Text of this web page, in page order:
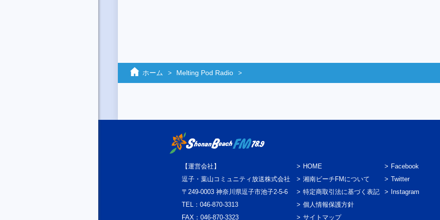
ホーム Melting Pod Radio
【運営会社】
逗子・葉山コミュニティ放送株式会社
〒249-0003 神奈川県逗子市池子2-5-6
TEL：046-870-3313
FAX：046-870-3323
HOME
湘南ビーチFMについて
特定商取引法に基づく表記
個人情報保護方針
サイトマップ
Facebook
Twitter
Instagram